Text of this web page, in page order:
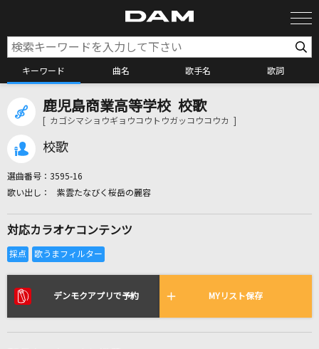
キーワード 曲名 歌手名 歌詞
カラオケ検索
リアルタイムで歌われている曲の一覧
鹿児島商業高等学校 校歌
[ カゴシマショウギョウコウトウガッコウコウカ ]
校歌
選曲番号： 3595-16
紫雲たなびく桜岳の麗容
対応カラオケコンテンツ
デンモクアプリで予約 MYリスト保存